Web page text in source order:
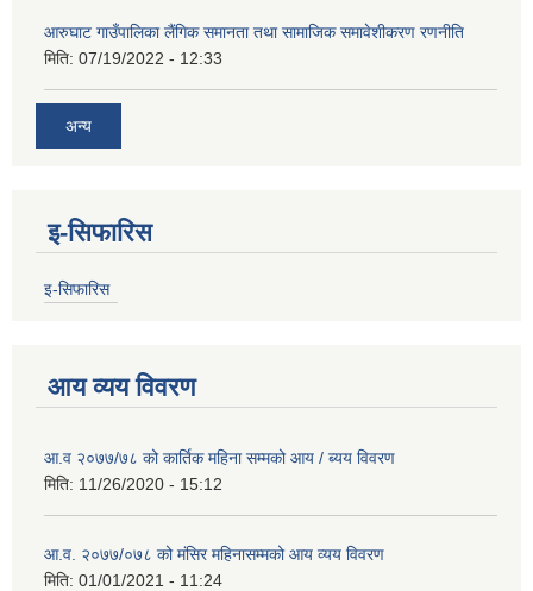
आरुघाट गाउँपालिका लैंगिक समानता तथा सामाजिक समावेशीकरण रणनीति
मिति: 07/19/2022 - 12:33
अन्य
इ-सिफारिस
इ-सिफारिस
आय व्यय विवरण
आ.व २०७७/७८ को कार्तिक महिना सम्मको आय / ब्यय विवरण
मिति: 11/26/2020 - 15:12
आ.व. २०७७/०७८ को मंसिर महिनासम्मको आय व्यय विवरण
मिति: 01/01/2021 - 11:24